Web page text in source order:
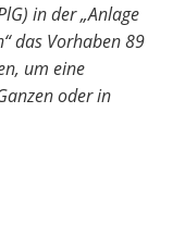
in der „Anlage
das Vorhaben 89
um eine
oder in